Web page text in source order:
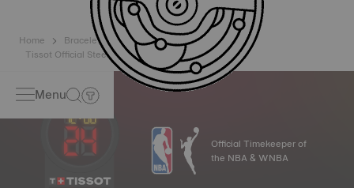
Home
Braceletes
Tissot Official Steel Milanais Bracelet Lugs 20 mm
Menu
Official Timekeeper of
the NBA & WNBA